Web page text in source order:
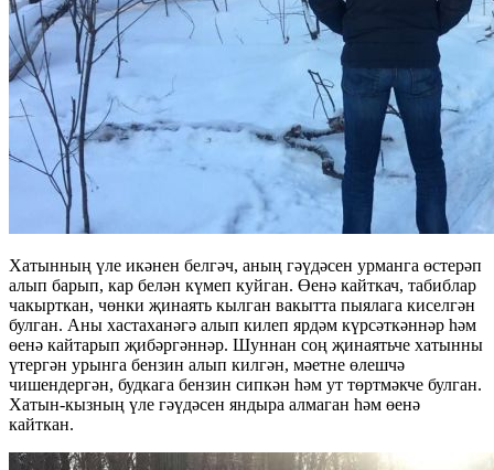
Хатынның үле икәнен белгәч, аның гәүдәсен урманга өстерәп
алып барып, кар белән күмеп куйган. Өенә кайткач, табиблар
чакырткан, чөнки җинаять кылган вакытта пыялага киселгән
булган. Аны хастаханәгә алып килеп ярдәм күрсәткәннәр һәм
өенә кайтарып җибәргәннәр. Шуннан соң җинаятьче хатынны
үтергән урынга бензин алып килгән, мәетне өлешчә
чишендергән, будкага бензин сипкән һәм ут төртмәкче булган.
Хатын-кызның үле гәүдәсен яндыра алмаган һәм өенә
кайткан.